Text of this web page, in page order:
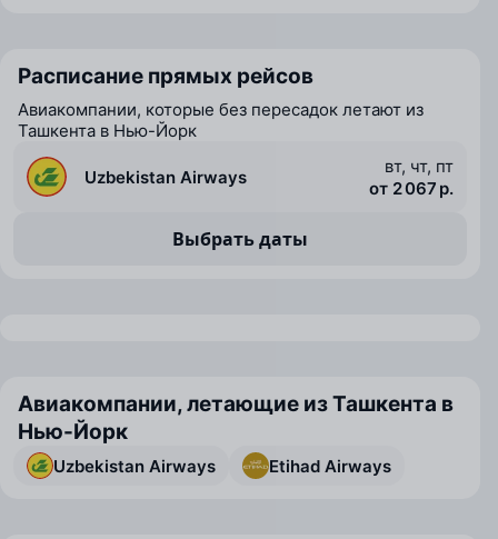
Расписание прямых рейсов
Авиакомпании, которые без пересадок летают из
Ташкента в Нью-Йорк
Uzbekistan Airways
вт, чт, пт
от 2 067 р.
Выбрать даты
Авиакомпании, летающие из Ташкента в
Нью-Йорк
Uzbekistan Airways Etihad Airways